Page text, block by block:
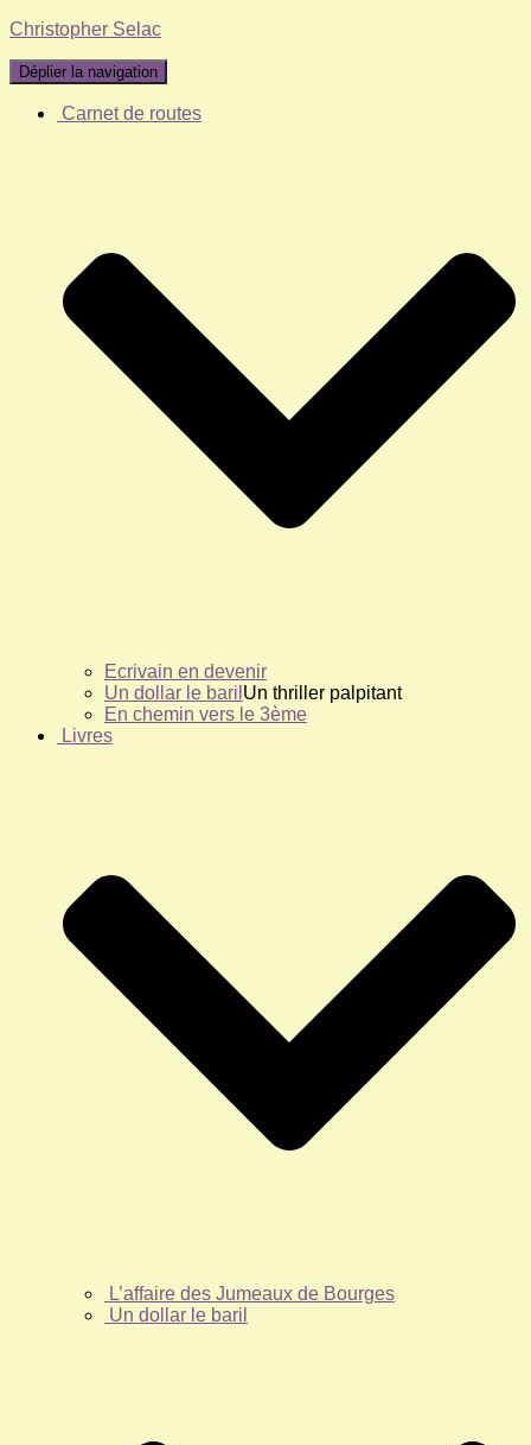
Christopher Selac
Déplier la navigation
Carnet de routes
Ecrivain en devenir
Un dollar le baril Un thriller palpitant
En chemin vers le 3ème
Livres
L’affaire des Jumeaux de Bourges
Un dollar le baril